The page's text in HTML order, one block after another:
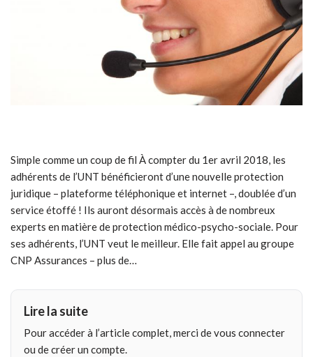
Simple comme un coup de fil À compter du 1er avril 2018, les
adhérents de l’UNT bénéficieront d’une nouvelle protection
juridique – plateforme téléphonique et internet –, doublée d’un
service étoffé ! Ils auront désormais accès à de nombreux
experts en matière de protection médico-psycho-sociale. Pour
ses adhérents, l’UNT veut le meilleur. Elle fait appel au groupe
CNP Assurances – plus de…
Lire la suite
Pour accéder à l’article complet, merci de vous connecter
ou de créer un compte.